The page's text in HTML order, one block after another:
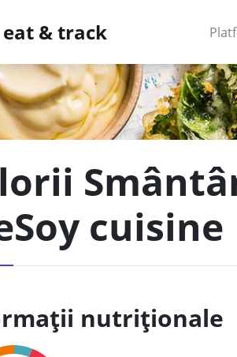
eat & track
cuisine
nutriționale